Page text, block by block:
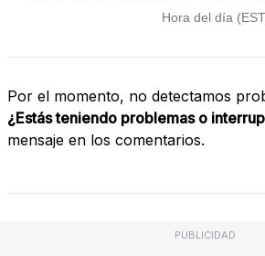
Por el momento, no detectamos
¿Estás teniendo problemas o
mensaje en los comentarios.
PUBLICIDAD